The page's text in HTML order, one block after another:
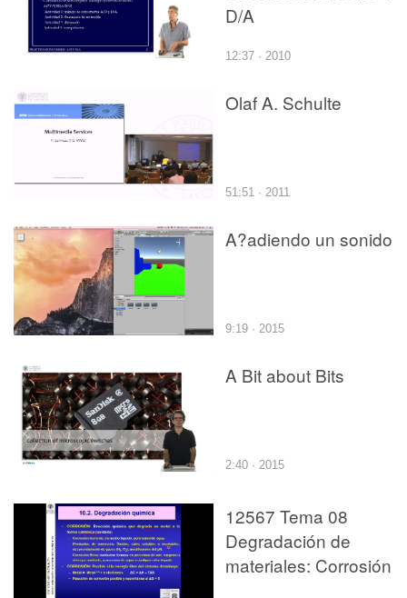
D/A
12:37 · 2010
Olaf A. Schulte
51:51 · 2011
A?adiendo un sonido
9:19 · 2015
A Bit about Bits
2:40 · 2015
12567 Tema 08
Degradación de
materiales: Corrosión